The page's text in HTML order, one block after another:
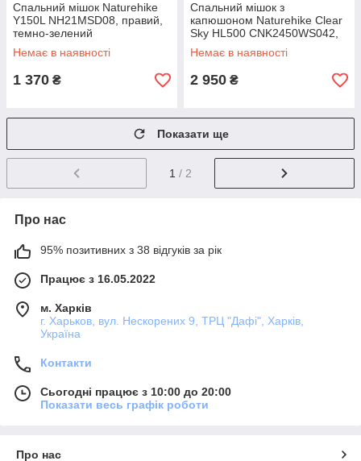
Спальний мішок Naturehike
Y150L NH21MSD08, правий,
темно-зелений
Немає в наявності
1 370 ₴
Спальний мішок з
капюшоном Naturehike Clear
Sky HL500 CNK2450WS042,
сірий
Немає в наявності
2 950 ₴
Показати ще
1 / 2
Про нас
95% позитивних з 38 відгуків за рік
Працює з 16.05.2022
м. Харків
г. Харьков, вул. Нескорених 9, ТРЦ "Дафі", Харків,
Україна
Контакти
Сьогодні працює з 10:00 до 20:00
Показати весь графік роботи
Про нас